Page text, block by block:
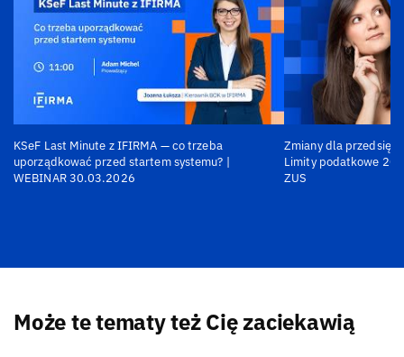
KSeF Last Minute z IFIRMA — co trzeba
uporządkować przed startem systemu? |
WEBINAR 30.03.2026
Zmiany dla
Limity podatkowe
ZUS
Może te tematy też Cię zaciekawią